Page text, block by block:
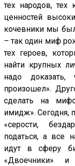
тех народов, тех
ценностей
кочевники мы
– так один миф
тех героев,
найти крупных
надо
произошел».
сделать на
имидж». Сегодня,
«серости,
податься, а все
идут в сферу
«Двоечники» и